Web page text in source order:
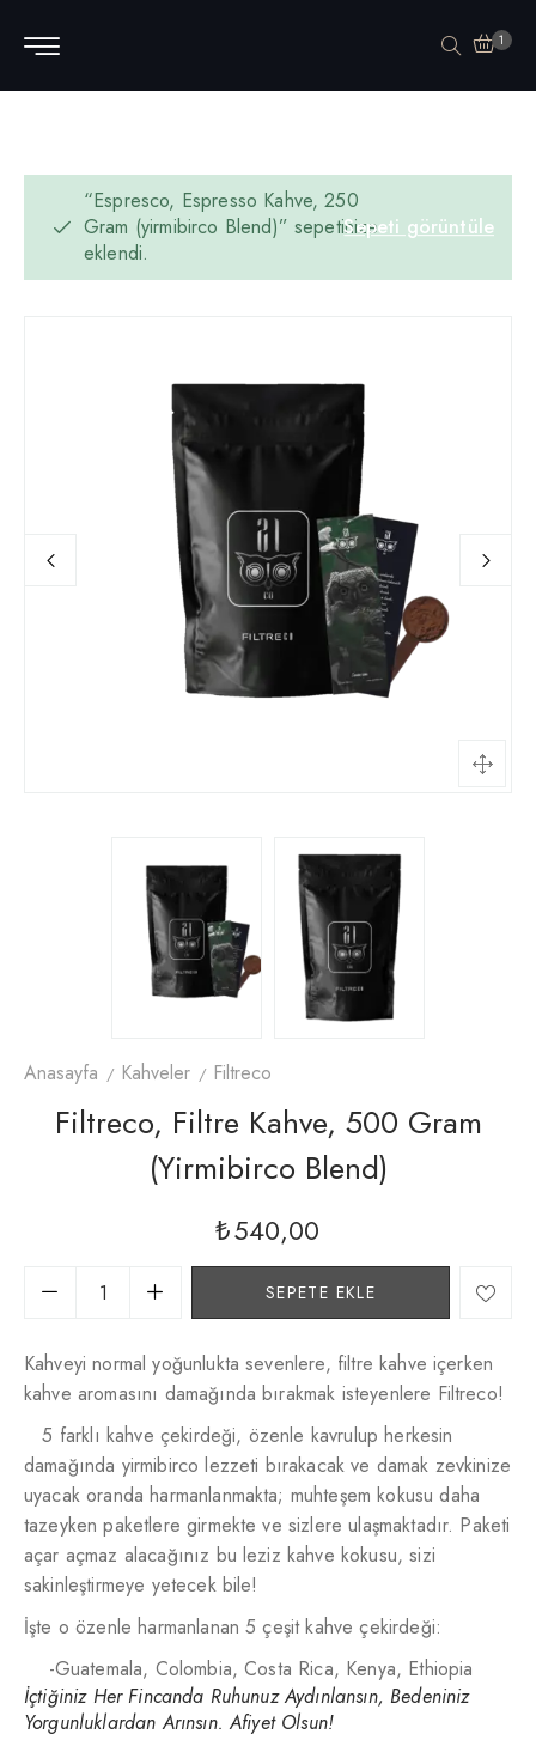
1
Sepeti görüntüle
“Espresco, Espresso Kahve, 250
Gram (yirmibirco Blend)” sepetinize
eklendi.
Anasayfa Kahveler Filtreco
Filtreco, Filtre Kahve, 500 Gram
(yirmibirco Blend)
₺540,00
SEPETE EKLE
Kahveyi normal yoğunlukta sevenlere, filtre kahve içerken
kahve aromasını damağında bırakmak isteyenlere Filtreco!
5 farklı kahve çekirdeği, özenle kavrulup herkesin
damağında yirmibirco lezzeti bırakacak ve damak zevkinize
uyacak oranda harmanlanmakta; muhteşem kokusu daha
tazeyken paketlere girmekte ve sizlere ulaşmaktadır. Paketi
açar açmaz alacağınız bu leziz kahve kokusu, sizi
sakinleştirmeye yetecek bile!
İşte o özenle harmanlanan 5 çeşit kahve çekirdeği:
-Guatemala, Colombia, Costa Rica, Kenya, Ethiopia
İçtiğiniz Her Fincanda Ruhunuz Aydınlansın, Bedeniniz
Yorgunluklardan Arınsın. Afiyet Olsun!